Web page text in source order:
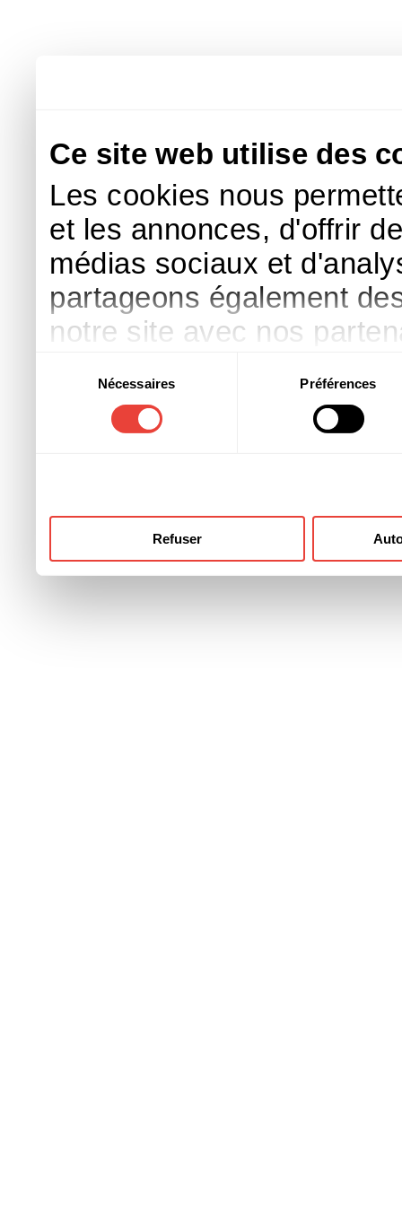
Ce site web utilise des
Les cookies nous
et les annonces, d'offrir
médias sociaux et
partageons également
notre site avec nos
d'autres informations
ont collectées lors de
consentement
Nécessaires Préférences
Refuser